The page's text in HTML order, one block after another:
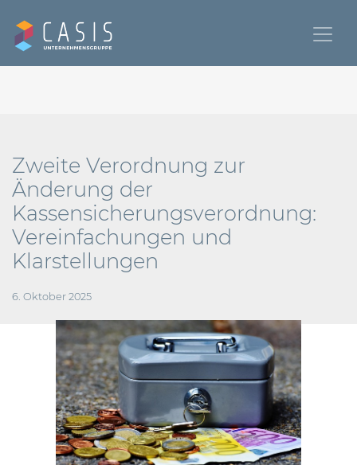
Zweite Verordnung zur
Änderung der
Kassensicherungsverordnung:
Vereinfachungen und
Klarstellungen
6. Oktober 2025